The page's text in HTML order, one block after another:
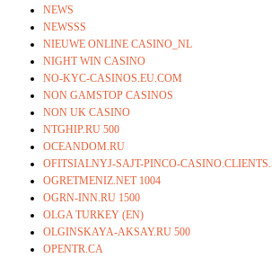
NEWS
NEWSSS
NIEUWE ONLINE CASINO_NL
NIGHT WIN CASINO
NO-KYC-CASINOS.EU.COM
NON GAMSTOP CASINOS
NON UK CASINO
NTGHIP.RU 500
OCEANDOM.RU
OFITSIALNYJ-SAJT-PINCO-
OGRETMENIZ.NET 1004
OGRN-INN.RU 1500
OLGA TURKEY (EN)
OLGINSKAYA-AKSAY.RU 500
OPENTR.CA